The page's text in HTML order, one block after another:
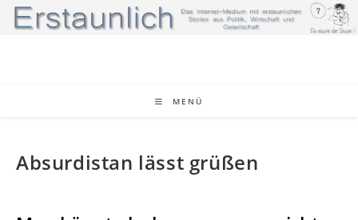
Zum
Inhalt
MENÜ
Absurdistan lässt grüßen